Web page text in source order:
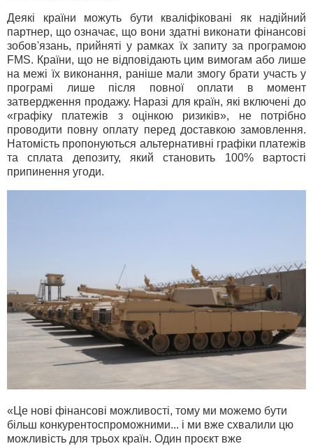
Деякі країни можуть бути кваліфіковані як надійний
партнер, що означає, що вони здатні виконати фінансові
зобов'язань, прийняті у рамках їх запиту за програмою
FMS. Країни, що не відповідають цим вимогам або лише
на межі їх виконання, раніше мали змогу брати участь у
програмі лише після повної оплати в момент
затвердження продажу. Наразі для країн, які включені до
«графіку платежів з оцінкою ризиків», не потрібно
проводити повну оплату перед доставкою замовлення.
Натомість пропонуються альтернативні графіки платежів
та сплата депозиту, який становить 100% вартості
припинення угоди.
«Це нові фінансові можливості, тому ми можемо бути
більш конкурентоспроможними... і ми вже схвалили цю
можливість для трьох країн. Один проєкт вже